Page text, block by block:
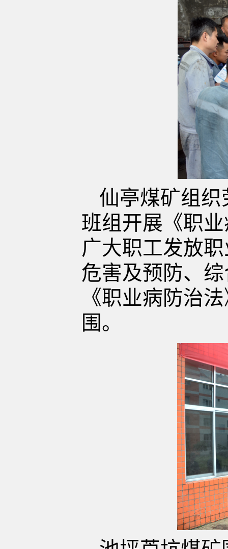
仙亭煤矿组
班组开展《职
广大职工发放
危害及预防、
《职业病防治
围。